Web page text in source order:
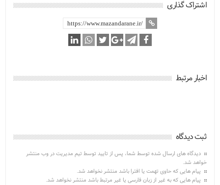
اشتراک گذاری
اخبار مرتبط
ثبت دیدگاه
دیدگاه های ارسال شده توسط شما، پس از تایید توسط تیم مدیریت در وب منتشر
خواهد شد.
پیام هایی که حاوی تهمت یا افترا باشد منتشر نخواهد شد.
پیام هایی که به غیر از زبان فارسی یا غیر مرتبط باشد منتشر نخواهد شد.